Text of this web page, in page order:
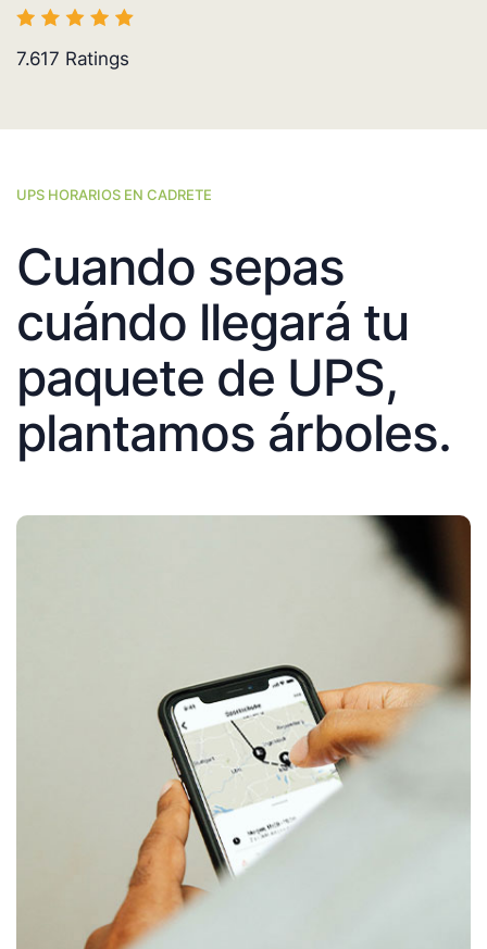
7.617 Ratings
UPS HORARIOS EN CADRETE
Cuando sepas
cuándo llegará tu
paquete de UPS,
plantamos árboles.